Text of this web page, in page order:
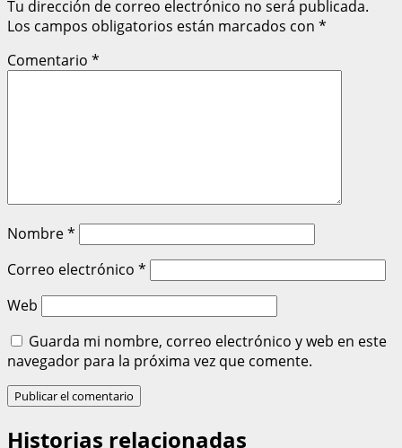
Tu dirección de correo electrónico no será publicada.
Los campos obligatorios están marcados con *
Comentario *
Nombre*
Correo electrónico *
Web
Guarda mi nombre, correo electrónico y web en este
navegador para la próxima vez que comente.
Historias relacionadas